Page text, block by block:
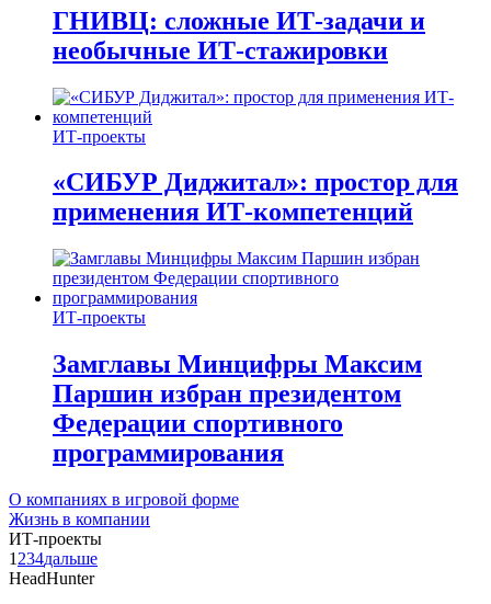
ГНИВЦ: сложные ИТ‑задачи и
необычные ИТ‑стажировки
ИТ-проекты
«СИБУР Диджитал»: простор для
применения ИТ-компетенций
ИТ-проекты
Замглавы Минцифры Максим
Паршин избран президентом
Федерации спортивного
программирования
О компаниях в игровой форме
Жизнь в компании
ИТ-проекты
1 234дальше
HeadHunter